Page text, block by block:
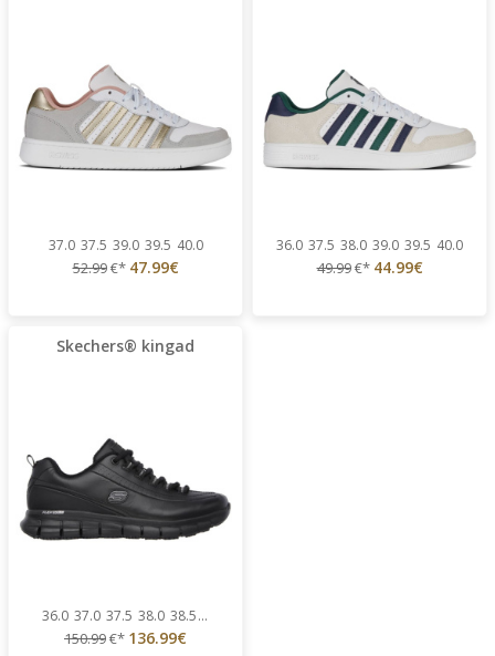
37.0 37.5 39.0 39.5 40.0
52.99€* 47.99€
36.0 37.5 38.0 39.0 39.5 40.0
49.99€* 44.99€
Skechers® kingad
36.0 37.0 37.5 38.0 38.5...
150.99€* 136.99€